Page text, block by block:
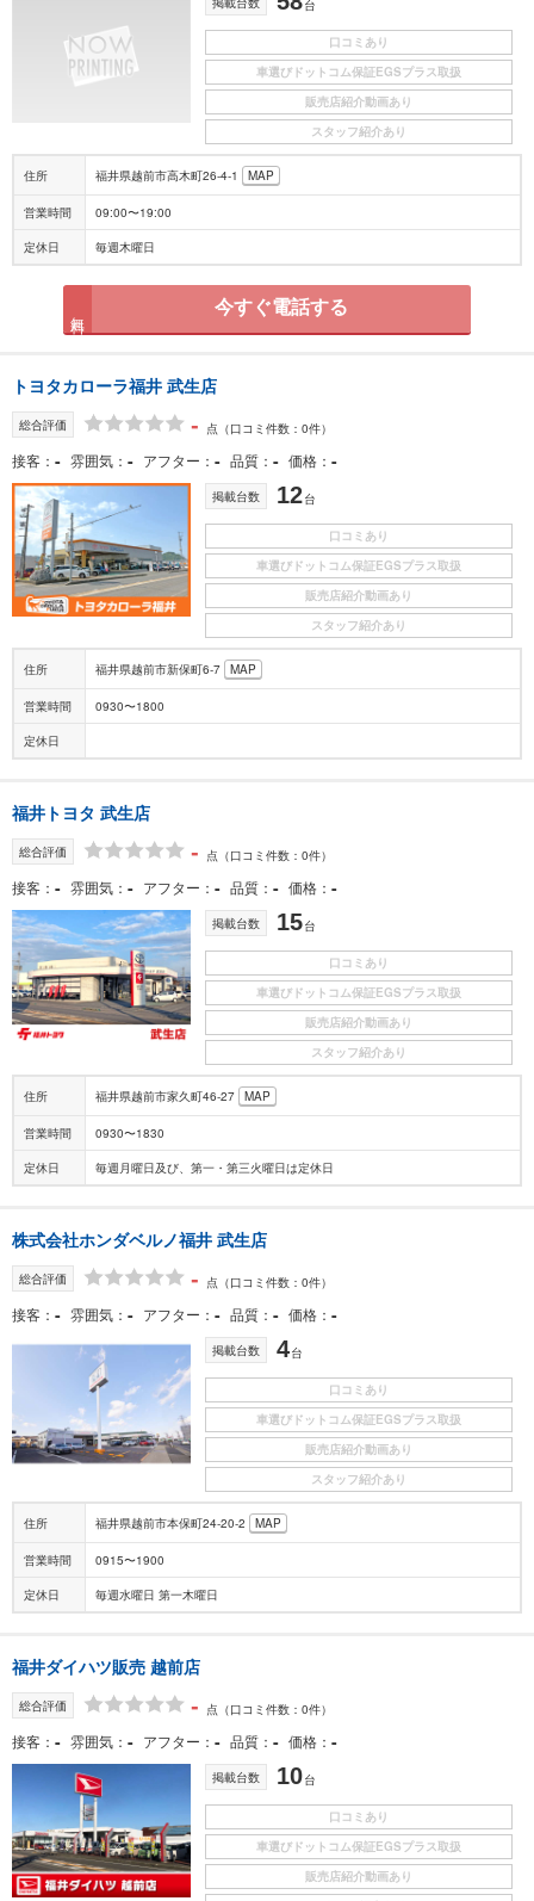
台
口コミあり
車選びドットコム保証EGSプラス取扱
販売店紹介動画あり
スタッフ紹介あり
住所 福井県越前市高木町26-4-1 MAP
営業時間 09:00〜19:00
定休日 毎週木曜日
今すぐ電話する
トヨタカローラ福井 武生店
総合評価 - 点 （口コミ件数：0件）
接客 - 雰囲気 - アフター - 品質 - 価格 -
掲載台数 12台
口コミあり
車選びドットコム保証EGSプラス取扱
販売店紹介動画あり
スタッフ紹介あり
住所 福井県越前市新保町6-7 MAP
営業時間 0930〜1800
定休日
福井トヨタ 武生店
総合評価 - 点 （口コミ件数：0件）
接客 - 雰囲気 - アフター - 品質 - 価格 -
掲載台数 15台
口コミあり
車選びドットコム保証EGSプラス取扱
販売店紹介動画あり
スタッフ紹介あり
住所 福井県越前市家久町46-27 MAP
営業時間 0930〜1830
定休日 毎週月曜日及び、第一・第三火曜日は定休日
株式会社ホンダベルノ福井 武生店
総合評価 - 点 （口コミ件数：0件）
接客 - 雰囲気 - アフター - 品質 - 価格 -
掲載台数 4台
口コミあり
車選びドットコム保証EGSプラス取扱
販売店紹介動画あり
スタッフ紹介あり
住所 福井県越前市本保町24-20-2 MAP
営業時間 0915〜1900
定休日 毎週水曜日 第一木曜日
福井ダイハツ販売 越前店
総合評価 - 点 （口コミ件数：0件）
接客 - 雰囲気 - アフター - 品質 - 価格 -
掲載台数 10台
口コミあり
車選びドットコム保証EGSプラス取扱
販売店紹介動画あり